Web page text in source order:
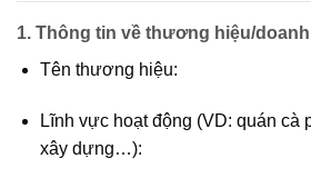
1. Thông tin về thương hiệu/
Tên thương hiệu:
Lĩnh vực hoạt động (VD: quán cà
xây dựng…):